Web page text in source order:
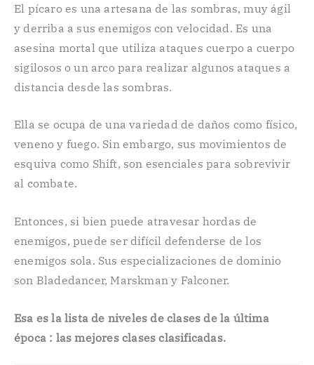
El pícaro es una artesana de las sombras, muy ágil
y derriba a sus enemigos con velocidad. Es una
asesina mortal que utiliza ataques cuerpo a cuerpo
sigilosos o un arco para realizar algunos ataques a
distancia desde las sombras.
Ella se ocupa de una variedad de daños como físico,
veneno y fuego. Sin embargo, sus movimientos de
esquiva como Shift, son esenciales para sobrevivir
al combate.
Entonces, si bien puede atravesar hordas de
enemigos, puede ser difícil defenderse de los
enemigos sola. Sus especializaciones de dominio
son Bladedancer, Marskman y Falconer.
Esa es la lista de niveles de clases de la última
época : las mejores clases clasificadas.